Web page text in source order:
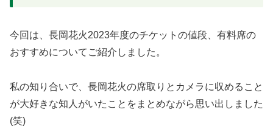
今回は、長岡花火2023年度のチケットの値段、有料席の
おすすめについてご紹介しました。
私の知り合いで、長岡花火の席取りとカメラに収めること
が大好きな知人がいたことをまとめながら思い出しました
(笑)